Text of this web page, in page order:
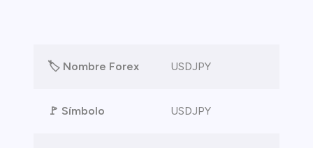
🏷️ Nombre Forex USDJPY
🚩 Símbolo USDJPY